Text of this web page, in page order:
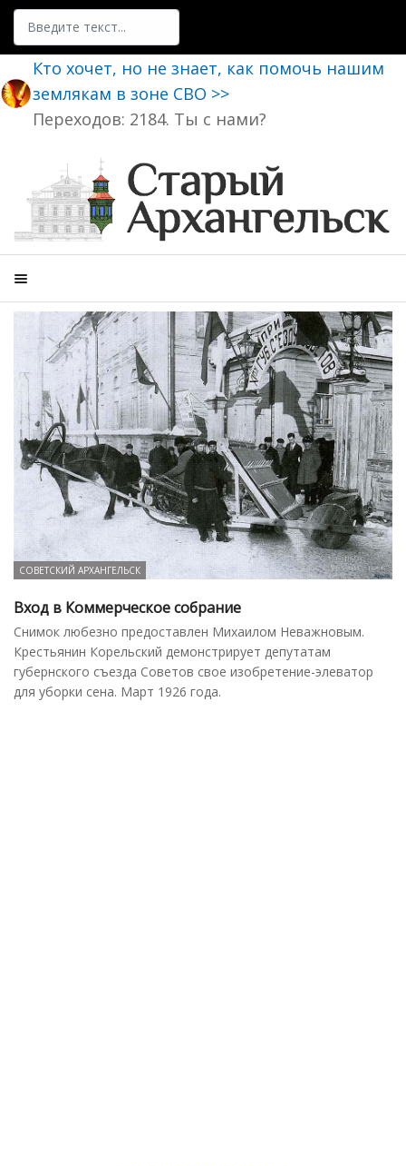
Поиск
Кто хочет, но не знает, как помочь нашим
землякам в зоне СВО >>
Переходов: 2184. Ты с нами?
СОВЕТСКИЙ АРХАНГЕЛЬСК
Вход в Коммерческое собрание
Снимок любезно предоставлен Михаилом Неважновым.
Крестьянин Корельский демонстрирует депутатам
губернского съезда Советов свое изобретение-элеватор
для уборки сена. Март 1926 года.